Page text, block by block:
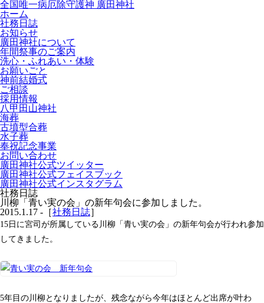
全国唯一病厄除守護神 廣田神社
ホーム
社務日誌
お知らせ
廣田神社について
年間祭事のご案内
洗心・ふれあい・体験
お願いごと
神前結婚式
ご相談
採用情報
八甲田山神社
海葬
古墳型合葬
水子葬
奉祝記念事業
お問い合わせ
廣田神社公式ツイッター
廣田神社公式フェイスブック
廣田神社公式インスタグラム
社務日誌
川柳「青い実の会」の新年句会に参加しました。
2015.1.17 -［社務日誌］
15日に宮司が所属している川柳「青い実の会」の新年句会が行われ参加
してきました。
5年目の川柳となりましたが、残念ながら今年はほとんど出席が叶わ